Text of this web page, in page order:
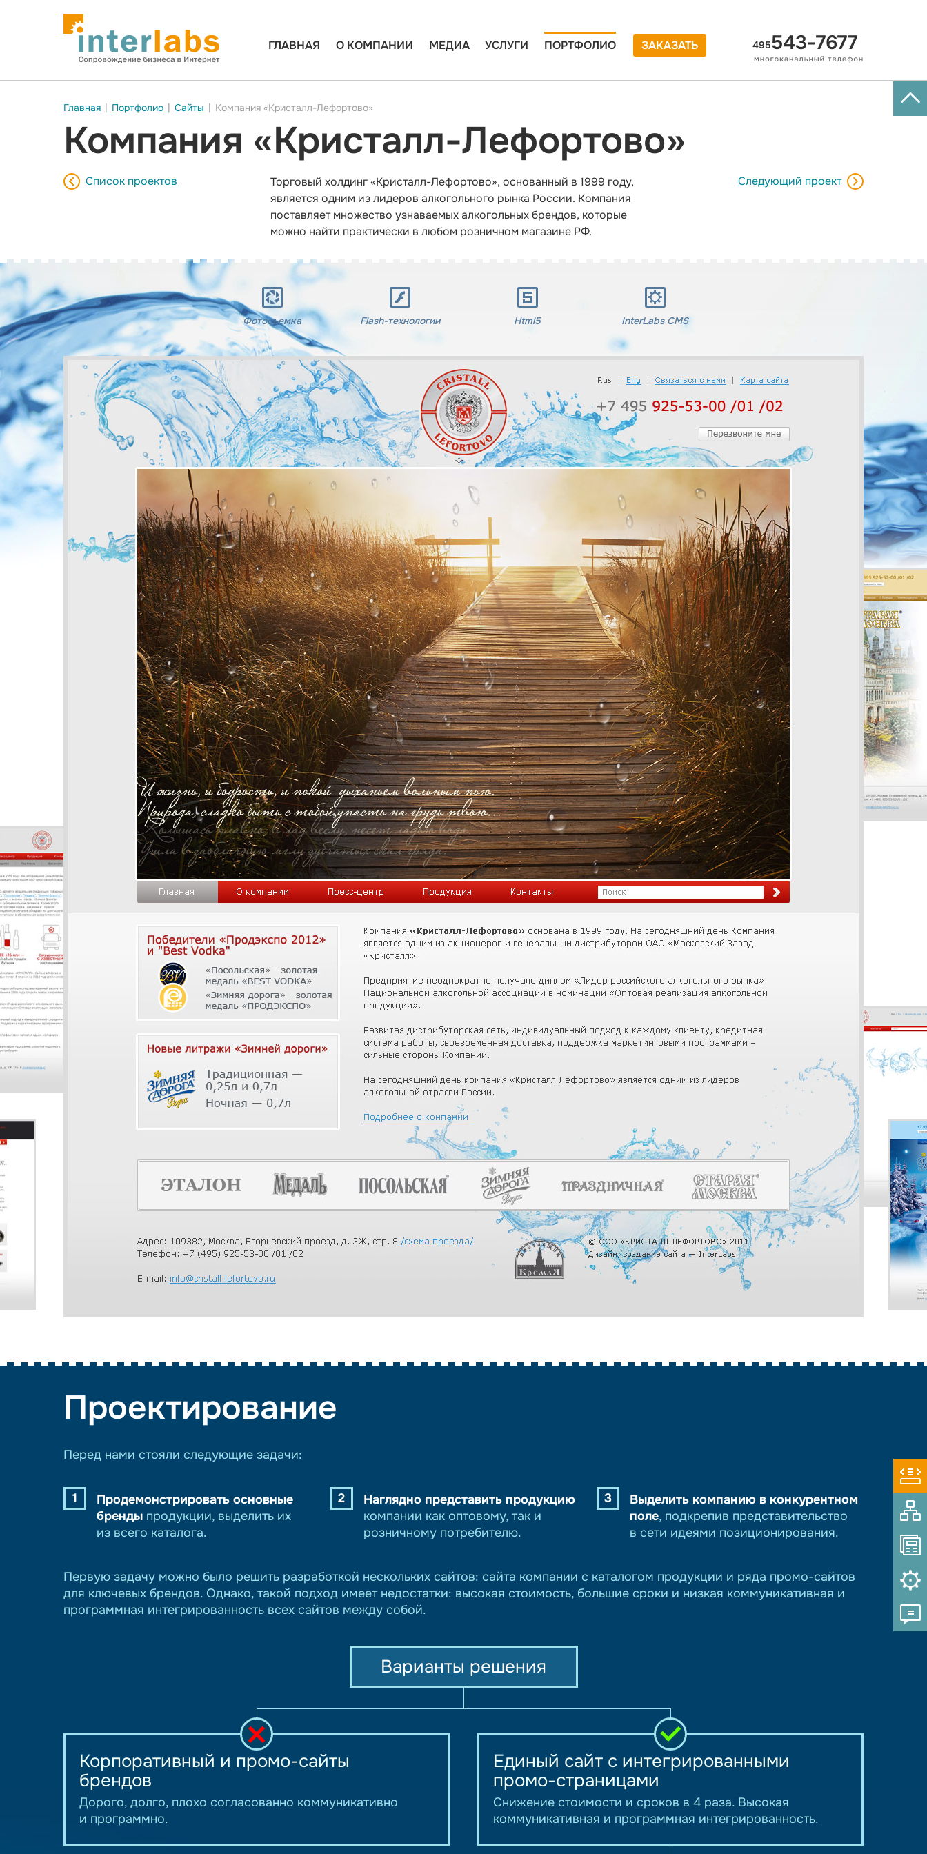
ГЛАВНАЯ О КОМПАНИИ МЕДИА УСЛУГИ ПОРТФОЛИО ЗАКАЗАТЬ 495543-7677
Главная | Портфолио | Сайты | Компания «Кристалл-Лефортово»
Компания «Кристалл-Лефортово»
Список проектов
Торговый холдинг «Кристалл-Лефортово», основанный в 1999 году,
является одним из лидеров алкогольного рынка России. Компания
поставляет множество узнаваемых алкогольных брендов, которые
можно найти практически в любом розничном магазине РФ.
Следующий проект
Фотосъемка Flash-технологии Html5 InterLabs CMS
Проектирование
Перед нами стояли следующие задачи:
1
Продемонстрировать основные
бренды продукции, выделить их
из всего каталога.
2
Наглядно представить продукцию
компании как оптовому, так и
розничному потребителю.
3
Выделить компанию в конкурентном
поле, подкрепив представительство
в сети идеями позиционирования.
Первую задачу можно было решить разработкой нескольких сайтов: сайта компании с каталогом продукции и ряда промо-сайтов
для ключевых брендов. Однако, такой подход имеет недостатки: высокая стоимость, большие сроки и низкая коммуникативная и
программная интегрированность всех сайтов между собой.
Варианты решения
Корпоративный и промо-сайты
брендов
Дорого, долго, плохо согласованно коммуникативно
и программно.
Единый сайт с интегрированными
промо-страницами
Снижение стоимости и сроков в 4 раза. Высокая
коммуникативная и программная интегрированность.